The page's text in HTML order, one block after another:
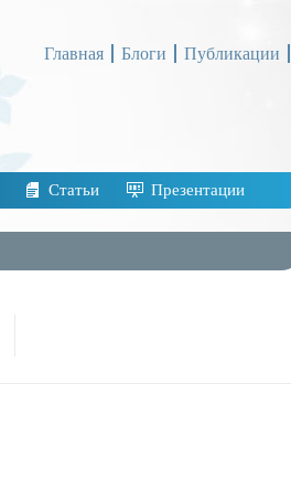
Главная Блоги Публикации
Статьи Презентации